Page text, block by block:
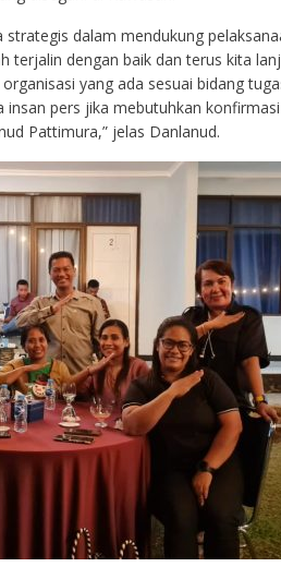
dalam mendukung
terjalin dengan baik dan terus kita
yang ada sesuai bidang
insan pers jika mebutuhkan
Pattimura,” jelas Danlanud.